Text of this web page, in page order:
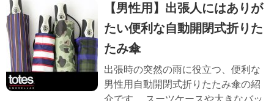
【男性用】出張人にはありが
たい便利な自動開閉式折りた
たみ傘
出張時の突然の雨に役立つ、便利な
男性用自動開閉式折りたたみ傘の紹
介です。 スーツケースや大きなバッ